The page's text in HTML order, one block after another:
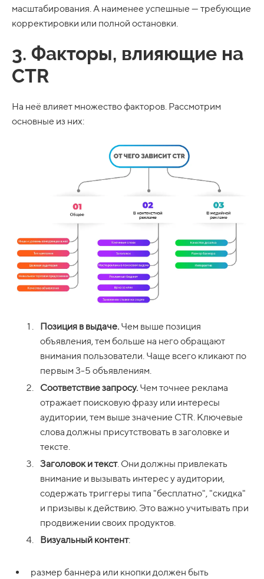
масштабирования. А наименее успешные — требующие
корректировки или полной остановки.
3. Факторы, влияющие на
CTR
На неё влияет множество факторов. Рассмотрим
основные из них:
Позиция в выдаче. Чем выше позиция
объявления, тем больше на него обращают
внимания пользователи. Чаще всего кликают по
первым 3-5 объявлениям.
Соответствие запросу. Чем точнее реклама
отражает поисковую фразу или интересы
аудитории, тем выше значение CTR. Ключевые
слова должны присутствовать в заголовке и
тексте.
Заголовок и текст. Они должны привлекать
внимание и вызывать интерес у аудитории,
содержать триггеры типа "бесплатно", "скидка"
и призывы к действию. Это важно учитывать при
продвижении своих продуктов.
Визуальный контент:
размер баннера или кнопки должен быть